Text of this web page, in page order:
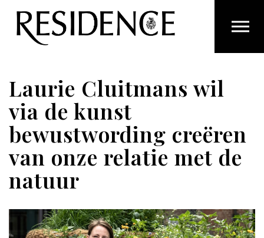
Overslaan en ga direct naar de inhoud
Laurie Cluitmans wil
via de kunst
bewustwording creëren
van onze relatie met de
natuur